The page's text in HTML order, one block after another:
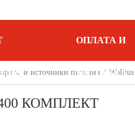
ОПЛАТА И
ДОСТАВКА
и источники питания / Wallius
КОМПЛЕКТ